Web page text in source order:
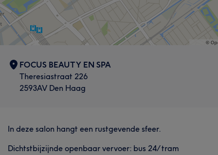
FOCUS BEAUTY EN SPA
Theresiastraat 226
2593AV Den Haag
In deze salon hangt een rustgevende sfeer.
Dichtstbijzijnde openbaar vervoer: bus 24/ tram